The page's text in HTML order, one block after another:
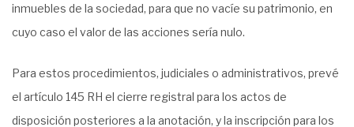
inmuebles de la sociedad, para que no vacíe su patrimonio, en
cuyo caso el valor de las acciones sería nulo.
Para estos procedimientos, judiciales o administrativos, prevé
el artículo 145 RH el cierre registral para los actos de
disposición posteriores a la anotación, y la inscripción para los